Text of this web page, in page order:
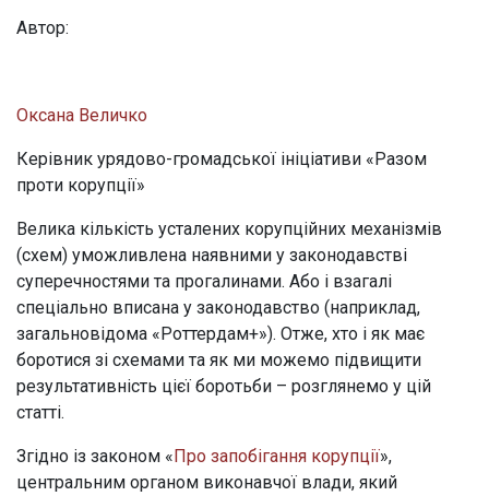
Автор:
Оксана Величко
Керівник урядово-громадської ініціативи «Разом
проти корупції»
Велика кількість усталених корупційних механізмів
(схем) уможливлена наявними у законодавстві
суперечностями та прогалинами. Або і взагалі
спеціально вписана у законодавство (наприклад,
загальновідома «Роттердам+»). Отже, хто і як має
боротися зі схемами та як ми можемо підвищити
результативність цієї боротьби – розглянемо у цій
статті.
Згідно із законом «Про запобігання корупції»,
центральним органом виконавчої влади, який